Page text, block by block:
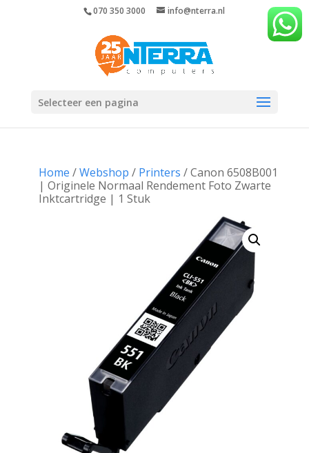
070 350 3000 info@nterra.nl
Selecteer een pagina
Home /Webshop / Printers / Canon 6508B001
| Originele Normaal Rendement Foto Zwarte
Inktcartridge | 1 Stuk